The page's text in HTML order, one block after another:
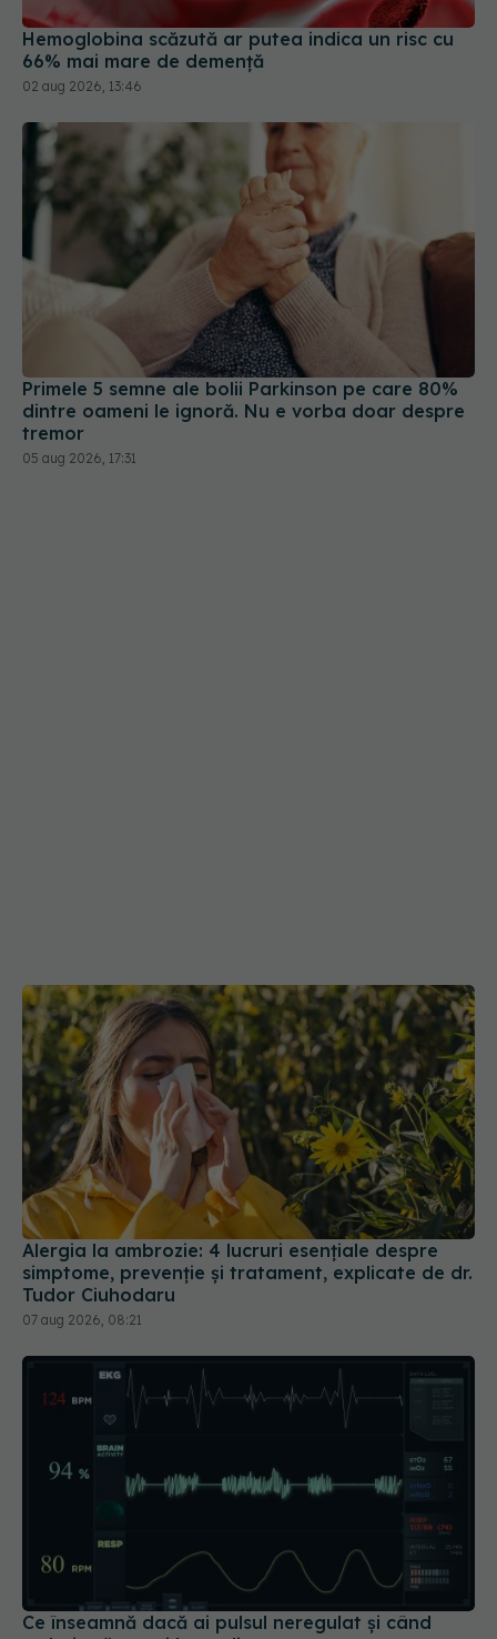
Primele 5 semne ale bolii Parkinson pe care 80%
dintre oameni le ignoră. Nu e vorba doar despre
05 aug 2026, 17:31
Alergia la ambrozie: 4 lucruri esențiale despre
simptome, prevenție și tratament, explicate de dr.
Tudor Ciuhodaru
07 aug 2026, 08:21
Ce înseamnă dacă ai pulsul neregulat și când
03 aug 2026, 22:46